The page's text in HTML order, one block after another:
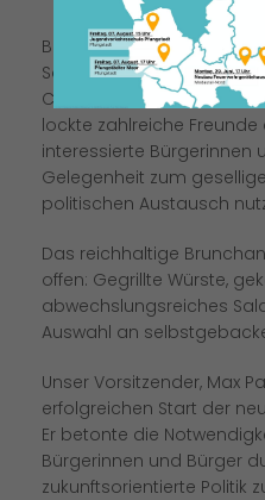
Bei warmem
Sommerbrunch der CDU
Christian-Stock-Stadion
lockte zahlreiche Freunde
interessierte Bürgerinnen
Gelegenheit zum
politischen Austausch
Das reichhaltige
offen: Gegrillte Würste,
abwechslungsreiches
Auswahl an
Unser Vorsitzender, Max
erfolgreichen Start der
Er betonte die
Bürgerinnen und Bürger
zukunftsorientierte Politik